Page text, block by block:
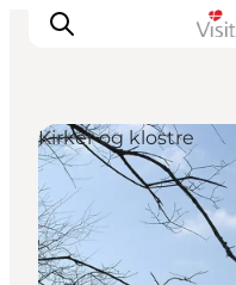
Oplevelser
Kalender
Byer og steder
Kirker og klostre